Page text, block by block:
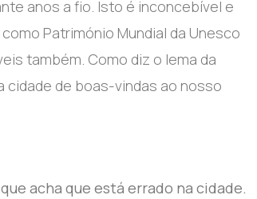
anos a fio. Isto é inconcebível e
Património Mundial da Unesco
também. Como diz o lema da
cidade de boas-vindas ao nosso
acha que está errado na cidade.